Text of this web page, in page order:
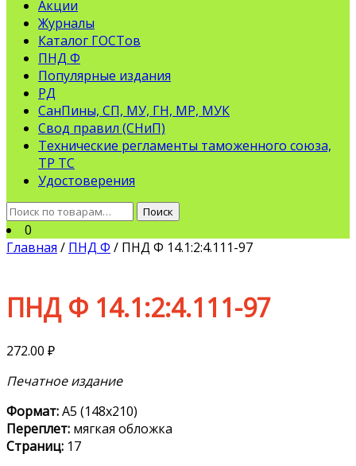
Акции
Журналы
Каталог ГОСТов
ПНД Ф
Популярные издания
РД
СанПины, СП, МУ, ГН, МР, МУК
Свод правил (СНиП)
Технические регламенты таможенного союза,
ТР ТС
Удостоверения
Искать:
Поиск
0
Главная / ПНД Ф / ПНД Ф 14.1:2:4.111-97
ПНД Ф 14.1:2:4.111-97
272.00 ₽
Печатное издание
Формат:А5 (148х210)
Переплет: мягкая обложка
Страниц: 17